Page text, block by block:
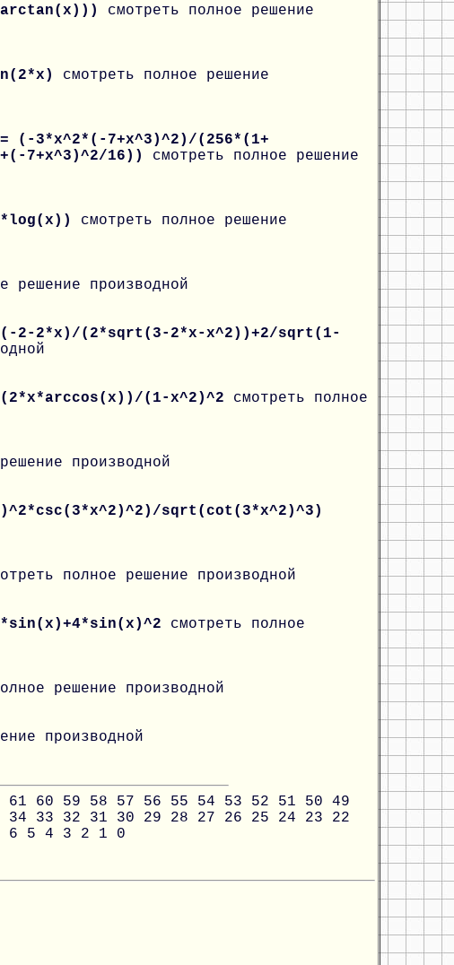
смотреть полное решение
смотреть полное решение
3*x^2*(-7+x^3)^2)/(256*(1+
7+x^3)^2/16)) смотреть полное решение
смотреть полное решение
решение производной
2-2*x)/(2*sqrt(3-2*x-x^2))+2/sqrt(1-
(1-x^2)^2 смотреть полное
производной
sqrt(cot(3*x^2)^3)
полное решение производной
смотреть полное
решение производной
производной
61 60 59 58 57 56 55 54 53 52 51 50
49
34 33 32 31 30 29 28 27 26 25 24 23
22
6 5 4 3 2 1 0